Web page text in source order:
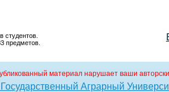
студентов.
предметов.
материал нарушает ваши
Аграрный